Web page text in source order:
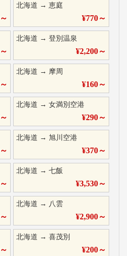
～
北海道 →恵庭
¥770～
～
北海道 →登別温泉
¥2,200～
～
北海道 → 摩周
¥160～
～
北海道 →女満別空港
¥290～
～
北海道 →旭川空港
¥370～
～
北海道 →七飯
¥3,530～
～
北海道 → 八雲
¥2,900～
～
北海道 →喜茂別
¥200～